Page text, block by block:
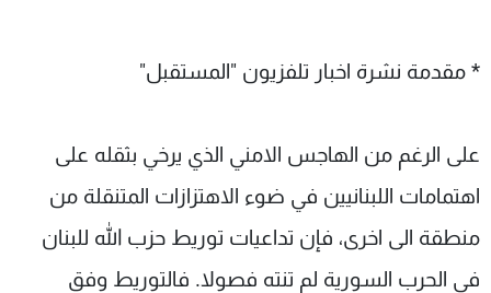
* مقدمة نشرة اخبار تلفزيون "المستقبل"
على الرغم من الهاجس الامني الذي يرخي بثقله على
اهتمامات اللبنانيين في ضوء الاهتزازات المتنقلة من
منطقة الى اخرى، فإن تداعيات توريط حزب الله للبنان
في الحرب السورية لم تنته فصولا. فالتوريط وفق